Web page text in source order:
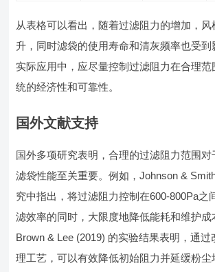
从表格可以看出，随着过滤阻力的增加，风
升，同时滤袋的使用寿命和清灰频率也受到
实际应用中，应尽量控制过滤阻力在合理范
统的经济性和可靠性。
国外文献支持
国外多项研究表明，合理的过滤阻力范围对
滤袋性能至关重要。例如，Johnson &
究中指出，将过滤阻力控制在600-800Pa之
滤效率的同时，大限度地降低能耗和维护成
Brown & Lee (2019) 的实验结果表明，通过
理工艺，可以有效降低初始阻力并延缓粉